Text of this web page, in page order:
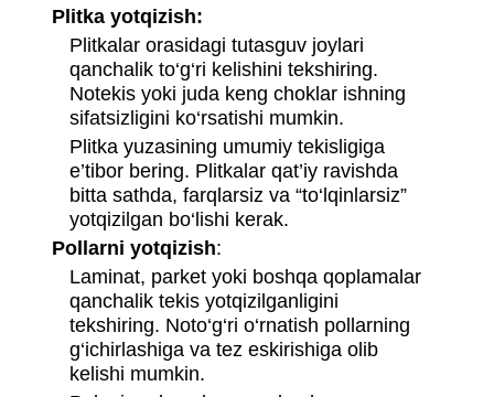
Plitka yotqizish:
Plitkalar orasidagi tutasguv joylari
qanchalik to‘g‘ri kelishini tekshiring.
Notekis yoki juda keng choklar ishning
sifatsizligini ko‘rsatishi mumkin.
Plitka yuzasining umumiy tekisligiga
e’tibor bering. Plitkalar qat’iy ravishda
bitta sathda, farqlarsiz va “to‘lqinlarsiz”
yotqizilgan bo‘lishi kerak.
Pollarni yotqizish:
Laminat, parket yoki boshqa qoplamalar
qanchalik tekis yotqizilganligini
tekshiring. Noto‘g‘ri o‘rnatish pollarning
g‘ichirlashiga va tez eskirishiga olib
kelishi mumkin.